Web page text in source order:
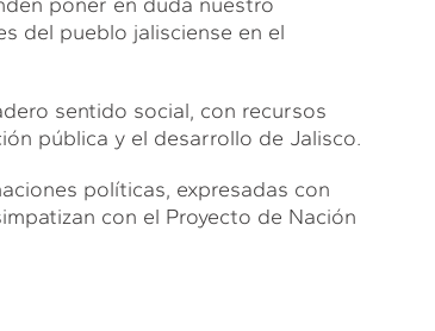
del pueblo jalisciense en el
sentido social, con recursos
pública y el desarrollo de Jalisco.
políticas, expresadas con
con el Proyecto de Nación